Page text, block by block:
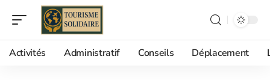
Activités Administratif Conseils Déplacement